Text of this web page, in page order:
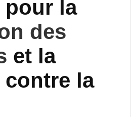
pour la
des
et la
contre la